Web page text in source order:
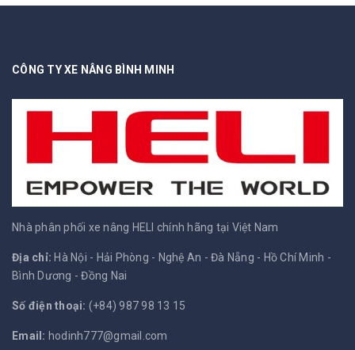
CÔNG TY XE NÂNG BÌNH MINH
Nhà phân phối xe nâng HELI chính hãng tại Việt Nam
Địa chỉ: Hà Nội - Hải Phòng - Nghệ An - Đà Nẵng - Hồ Chí Minh -
Bình Dương - Đồng Nai
Số điện thoại: (+84) 987 98 13 15
Email: hodinh777@gmail.com